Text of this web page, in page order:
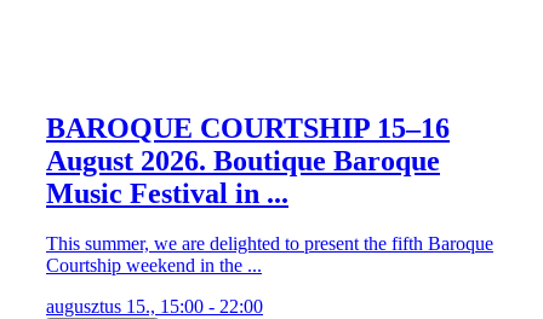
BAROQUE COURTSHIP 15–16
August 2026. Boutique Baroque
Music Festival in ...
This summer, we are delighted to present the fifth Baroque
Courtship weekend in the ...
augusztus 15., 15:00 - 22:00